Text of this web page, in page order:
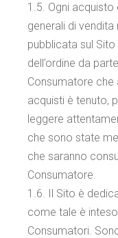
1.5. Ogni
generali di
pubblicata sul
dell’ordine da
Consumatore
acquisti è tenuto,
leggere
che sono state
che saranno
Consumatore.
1.6. Il Sito è
come tale è
Consumatori.